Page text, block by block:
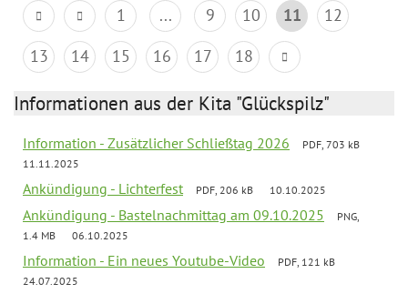
1 ... 9 10 11
12
13
14 15 16 17 18
Informationen aus der Kita "Glückspilz"
Information - Zusätzlicher Schließtag 2026
PDF, 703 kB
11.11.2025
Ankündigung - Lichterfest PDF, 206 kB 10.10.2025
Ankündigung - Bastelnachmittag am 09.10.2025
PNG,
1.4 MB
06.10.2025
Information - Ein neues Youtube-Video
PDF, 121 kB
24.07.2025